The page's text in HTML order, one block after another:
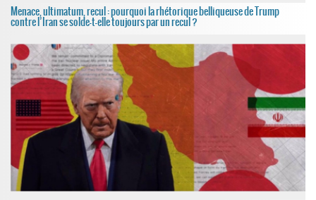
Menace, ultimatum, recul : pourquoi la rhétorique belliqueuse de Trump
contre l’Iran se solde-t-elle toujours par un recul ?